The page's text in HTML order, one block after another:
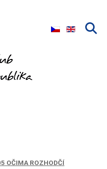
Zvolte jazyk
OČIMA ROZHODČÍ